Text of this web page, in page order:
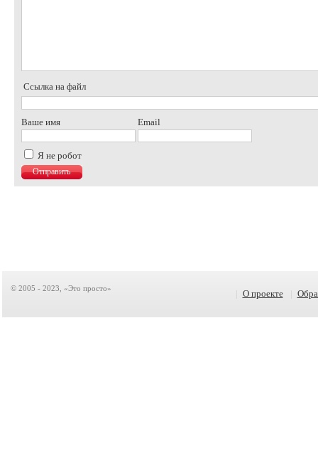
Ссылка на файл
Ваше имя Email
Я не робот
© 2005 - 2023, «Это просто» О проекте